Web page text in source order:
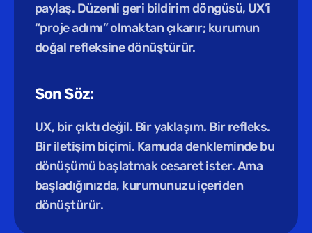
paylaş. Düzenli geri bildirim döngüsü, UX’i
“proje adımı” olmaktan çıkarır; kurumun
doğal refleksine dönüştürür.
Son Söz:
UX, bir çıktı değil. Bir yaklaşım. Bir refleks.
Bir iletişim biçimi. Kamuda denkleminde bu
dönüşümü başlatmak cesaret ister. Ama
başladığınızda, kurumunuzu içeriden
dönüştürür.